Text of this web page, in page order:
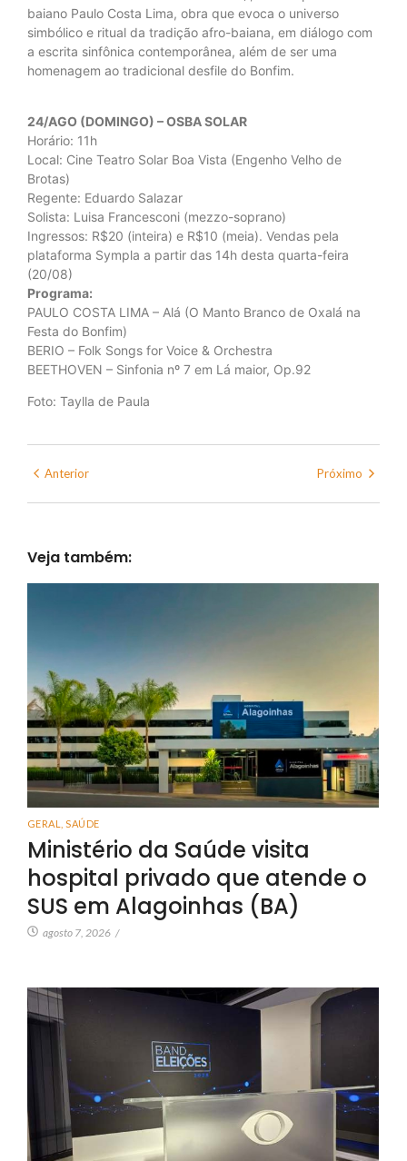
baiano Paulo Costa Lima, obra que evoca o universo
simbólico e ritual da tradição afro-baiana, em diálogo com
a escrita sinfônica contemporânea, além de ser uma
homenagem ao tradicional desfile do Bonfim.
24/AGO (DOMINGO) – OSBA SOLAR
Horário: 11h
Local: Cine Teatro Solar Boa Vista (Engenho Velho de
Brotas)
Regente: Eduardo Salazar
Solista: Luisa Francesconi (mezzo-soprano)
Ingressos: R$20 (inteira) e R$10 (meia). Vendas pela
plataforma Sympla a partir das 14h desta quarta-feira
(20/08)
Programa:
PAULO COSTA LIMA – Alá (O Manto Branco de Oxalá na
Festa do Bonfim)
BERIO – Folk Songs for Voice & Orchestra
BEETHOVEN – Sinfonia nº 7 em Lá maior, Op.92
Foto: Taylla de Paula
Anterior Próximo
Veja também:
GERAL SAÚDE
Ministério da Saúde visita
hospital privado que atende o
SUS em Alagoinhas (BA)
agosto 7, 2026 /